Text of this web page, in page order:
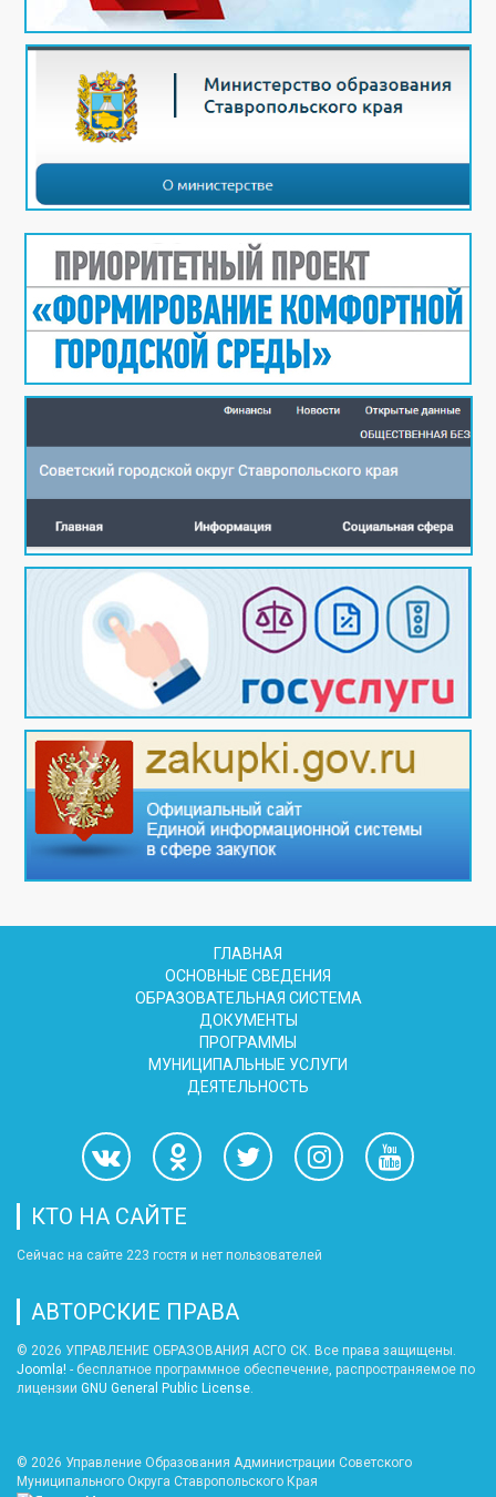
ГЛАВНАЯ
ОСНОВНЫЕ СВЕДЕНИЯ
ОБРАЗОВАТЕЛЬНАЯ СИСТЕМА
ДОКУМЕНТЫ
ПРОГРАММЫ
МУНИЦИПАЛЬНЫЕ УСЛУГИ
ДЕЯТЕЛЬНОСТЬ
КТО НА САЙТЕ
Сейчас на сайте 223 гостя и нет пользователей
АВТОРСКИЕ ПРАВА
© 2026 УПРАВЛЕНИЕ ОБРАЗОВАНИЯ АСГО СК. Все права защищены.
Joomla! - бесплатное программное обеспечение, распространяемое по
лицензии GNU General Public License.
© 2026 Управление Образования Администрации Советского
Муниципального Округа Ставропольского Края